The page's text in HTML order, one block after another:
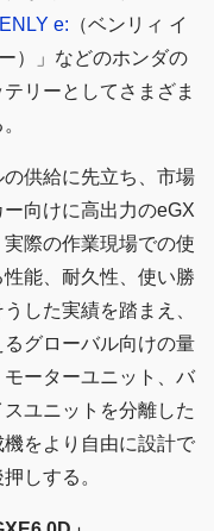
e: （ベンリィ イ
）」などのホンダの
リーとしてさまざま
供給に先立ち、市場
向けに高出力のeGX
際の作業現場での使
能、耐久性、使い勝
した実績を踏まえ、
グローバル向けの量
ーターユニット、バ
ユニットを分離した
をより自由に設計で
しする。